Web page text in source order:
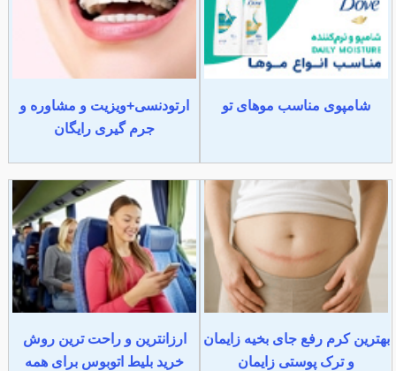
شامپوی مناسب موهای تو
ارتودنسی+ویزیت و مشاوره و
جرم گیری رایگان
بهترین کرم رفع جای بخیه زایمان
و ترک پوستی زایمان
ارزانترین و راحت ترین روش
خرید بلیط اتوبوس برای همه